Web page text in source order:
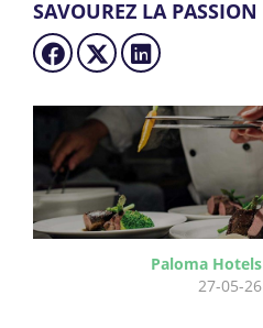
SAVOUREZ LA PASSION
Paloma Hotels
27-05-26